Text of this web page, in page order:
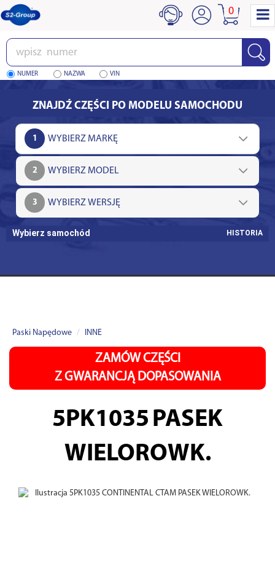
Wpisz
numer
NUMER NAZWA VIN
0
ZNAJDŹ CZĘŚCI PO MODELU SAMOCHODU
1
2
3
Wybierz samochód HISTORIA
Paski Napędowe INNE
ZAMÓW CZĘŚCI
Z GWARANCJĄ DOPASOWANIA
5PK1035 PASEK
WIELOROWK.